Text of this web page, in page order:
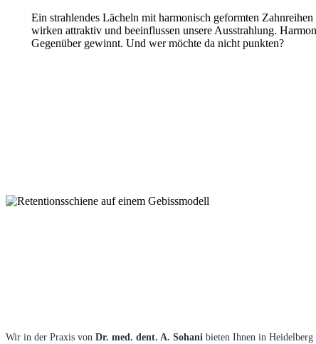
Ein strahlendes Lächeln mit harmonisch geformten
wirken attraktiv und beeinflussen unsere Ausstrahlung.
Gegenüber gewinnt. Und wer möchte da nicht punkten?
Wir in der Praxis von Dr. med. dent. A. Sohani bieten Ihnen in